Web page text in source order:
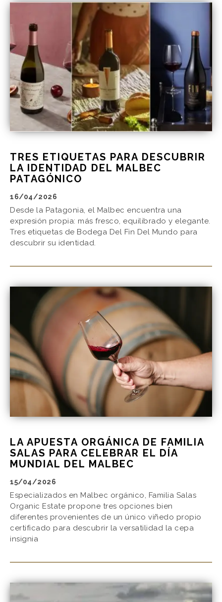
TRES ETIQUETAS PARA DESCUBRIR
LA IDENTIDAD DEL MALBEC
PATAGÓNICO
16/04/2026
Desde la Patagonia, el Malbec encuentra una
expresión propia: más fresco, equilibrado y elegante.
Tres etiquetas de Bodega Del Fin Del Mundo para
descubrir su identidad.
LA APUESTA ORGÁNICA DE FAMILIA
SALAS PARA CELEBRAR EL DÍA
MUNDIAL DEL MALBEC
15/04/2026
Especializados en Malbec orgánico, Familia Salas
Organic Estate propone tres opciones bien
diferentes provenientes de un único viñedo propio
certificado para descubrir la versatilidad la cepa
insignia